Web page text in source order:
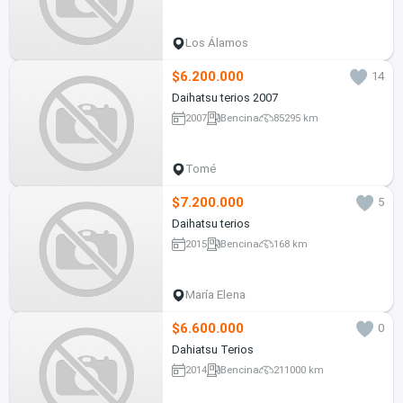
Los Álamos
$6.200.000
14
Daihatsu terios 2007
2007 Bencina 85295 km
Tomé
$7.200.000
5
Daihatsu terios
2015 Bencina 168 km
María Elena
$6.600.000
0
Dahiatsu Terios
2014 Bencina 211000 km